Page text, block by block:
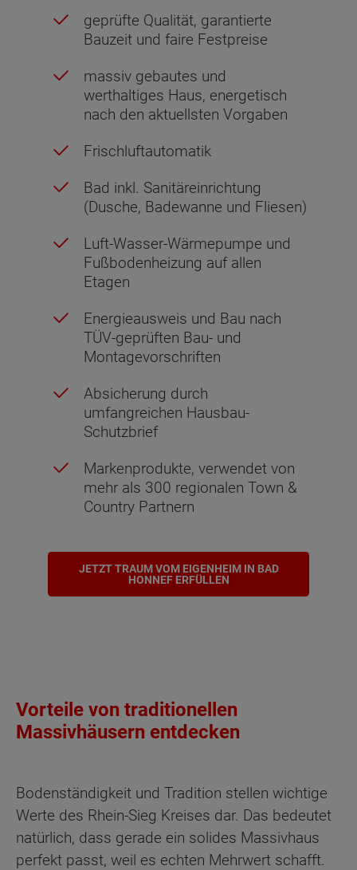
geprüfte Qualität, garantierte
Bauzeit und faire Festpreise
massiv gebautes und
werthaltiges Haus, energetisch
nach den aktuellsten Vorgaben
Frischluftautomatik
Bad inkl. Sanitäreinrichtung
(Dusche, Badewanne und Fliesen)
Luft-Wasser-Wärmepumpe und
Fußbodenheizung auf allen
Etagen
Energieausweis und Bau nach
TÜV-geprüften Bau- und
Montagevorschriften
Absicherung durch
umfangreichen Hausbau-
Schutzbrief
Markenprodukte, verwendet von
mehr als 300 regionalen Town &
Country Partnern
JETZT TRAUM VOM EIGENHEIM IN BAD
HONNEF ERFÜLLEN
Vorteile von traditionellen
Massivhäusern entdecken
Bodenständigkeit und Tradition stellen wichtige
Werte des Rhein-Sieg Kreises dar. Das bedeutet
natürlich, dass gerade ein solides Massivhaus
perfekt passt, weil es echten Mehrwert schafft.